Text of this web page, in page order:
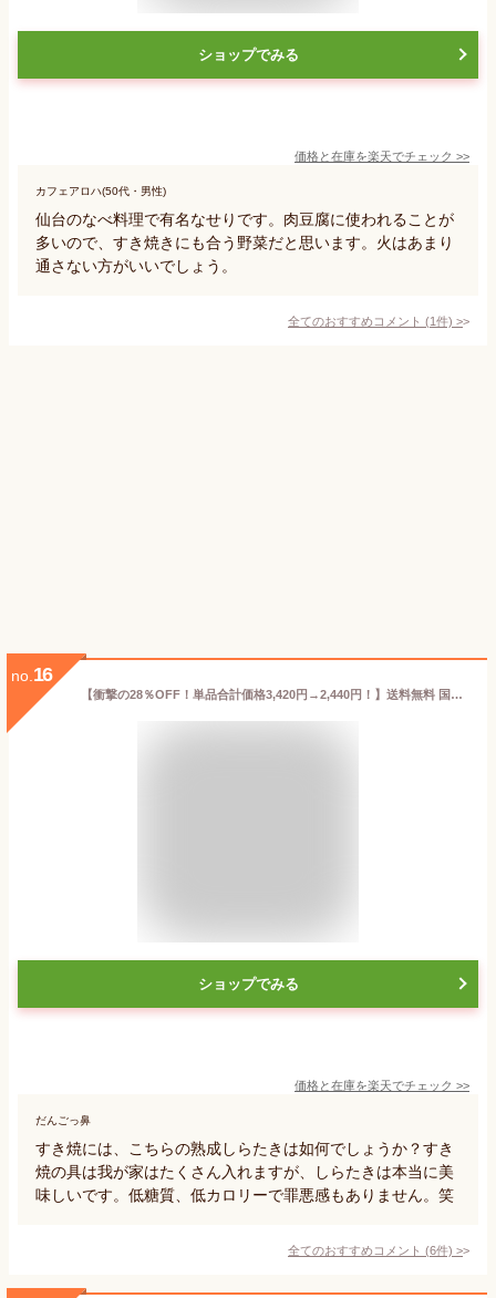
ショップでみる
価格と在庫を楽天でチェック >>
カフェアロハ(50代・男性)
仙台のなべ料理で有名なせりです。肉豆腐に使われることが
多いので、すき焼きにも合う野菜だと思います。火はあまり
通さない方がいいでしょう。
全てのおすすめコメント (1件) >
no. 16
【衝撃の28％OFF！単品合計価格3,420円→2,440円！】送料無料 国産 熟成しらたき 10パックメガ盛り 熟成 白滝 糸こん 糸こんにゃく こんにゃくパスタ こんにゃくラーメン こんにゃく麺 ダイエット フード ダイエット食品 低糖質 低糖質麺 非常食 極細 素麺 そうめん
ショップでみる
価格と在庫を楽天でチェック >>
だんごっ鼻
すき焼には、こちらの熟成しらたきは如何でしょうか？すき
焼の具は我が家はたくさん入れますが、しらたきは本当に美
味しいです。低糖質、低カロリーで罪悪感もありません。笑
全てのおすすめコメント (6件) >